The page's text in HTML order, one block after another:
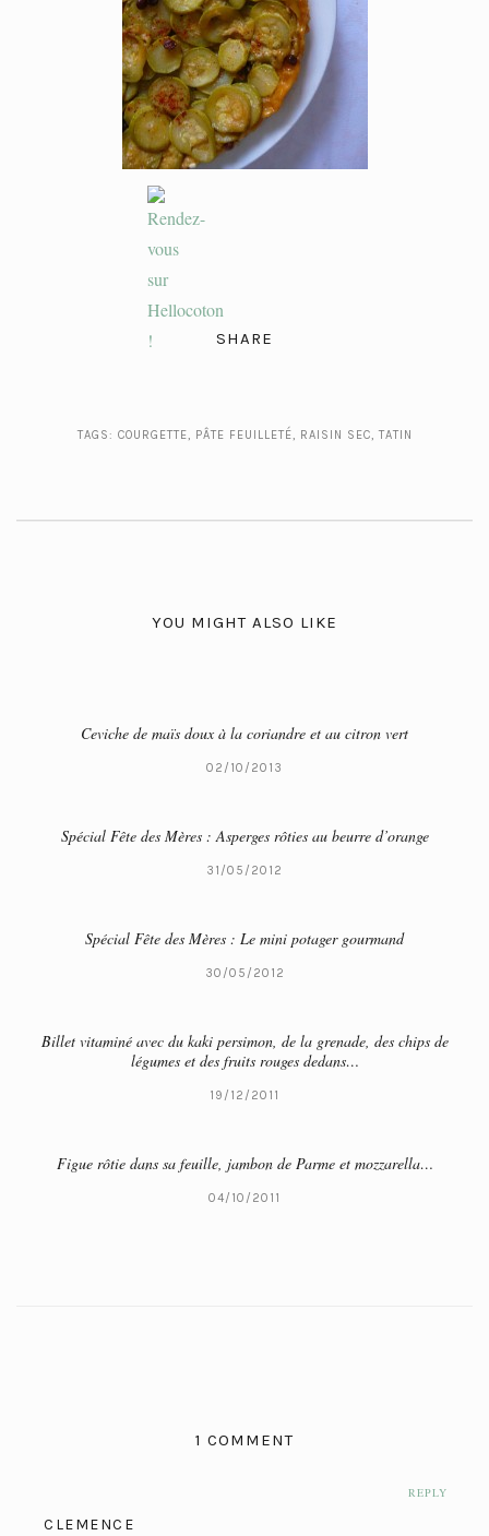
SHARE
TAGS: COURGETTE, PÂTE FEUILLETÉ, RAISIN SEC, TATIN
YOU MIGHT ALSO LIKE
Ceviche de maïs doux à la coriandre et au citron vert
02/10/2013
Spécial Fête des Mères : Asperges rôties au beurre d’orange
31/05/2012
Spécial Fête des Mères : Le mini potager gourmand
30/05/2012
Billet vitaminé avec du kaki persimon, de la grenade, des chips de
légumes et des fruits rouges dedans…
19/12/2011
Figue rôtie dans sa feuille, jambon de Parme et mozzarella…
04/10/2011
1 COMMENT
REPLY
CLEMENCE